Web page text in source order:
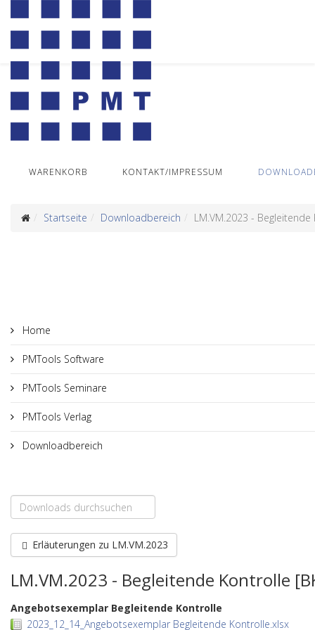
WARENKORB KONTAKT/IMPRESSUM
Startseite Downloadbereich LM.VM.2023 -
Home
PMTools Software
PMTools Seminare
PMTools Verlag
Downloadbereich
Erläuterungen zu LM.VM.2023
LM.VM.2023 - Begleitende Kontrolle
Angebotsexemplar Begleitende Kontrolle
2023_12_14_Angebotsexemplar Begleitende Kontrolle.xlsx